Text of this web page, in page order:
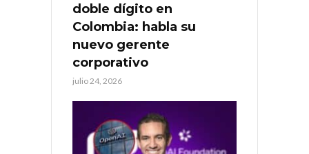
doble dígito en
Colombia: habla su
nuevo gerente
corporativo
julio 24, 2026